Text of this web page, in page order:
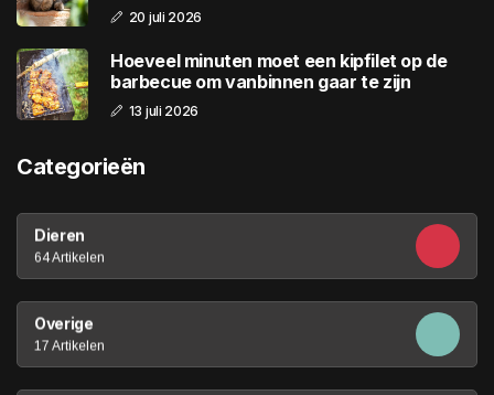
20 juli 2026
Hoeveel minuten moet een kipfilet op de
barbecue om vanbinnen gaar te zijn
13 juli 2026
Categorieën
Dieren
64 Artikelen
Overige
17 Artikelen